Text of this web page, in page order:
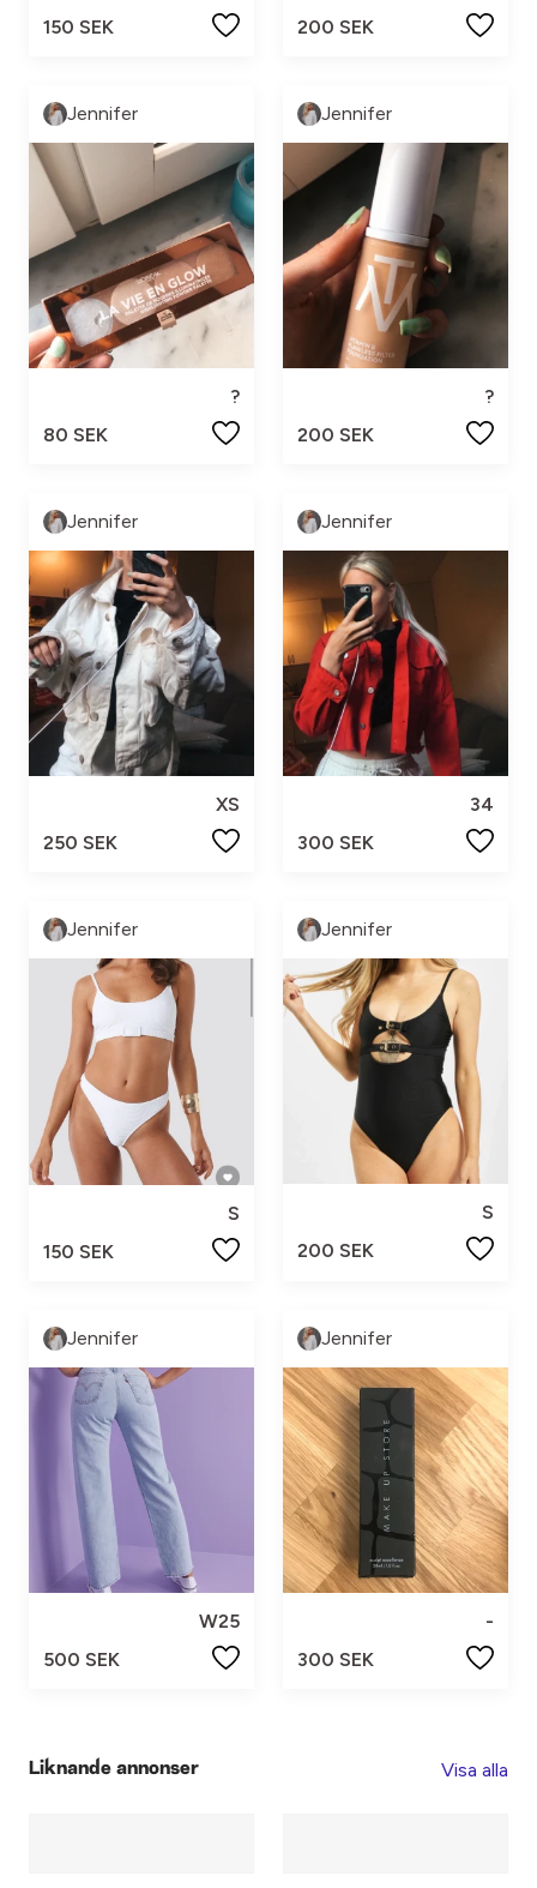
150 SEK 200 SEK
Jennifer
?
80 SEK
Jennifer
?
200 SEK
Jennifer
XS
250 SEK
Jennifer
34
300 SEK
Jennifer
S
150 SEK
Jennifer
S
200 SEK
Jennifer
W25
500 SEK
Jennifer
-
300 SEK
Liknande annonser Visa alla